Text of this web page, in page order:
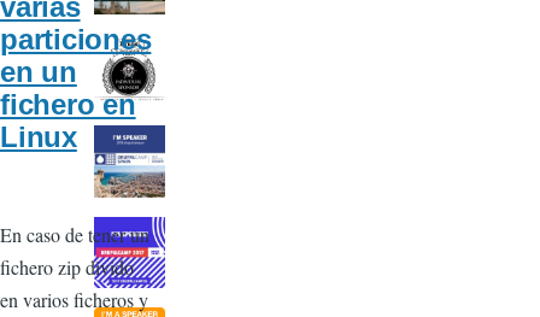
varias
particiones
en un
fichero en
Linux
En caso de tener un
fichero zip divido
en varios ficheros y